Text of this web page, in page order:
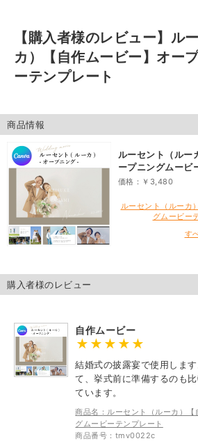
【購入者様のレビュー】 ル
カ）【自作ムービー】オー
ーテンプレート
商品情報
ルーセント（ルー
ープニングムービ
価格：￥3,480
ルーセント（ルーカ
グムービー
す
購入者様のレビュー
自作ムービー
結婚式の披露宴で使用しま
て、挙式前に準備するのも
ています。
商品名：ルーセント（ルーカ）
グムービーテンプレート
商品番号：tmv0022c